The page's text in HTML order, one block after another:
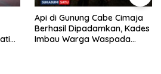
Kades
Tancap Gas Mid-Term,
Asep Japar Segarkan 27
Camat demi Akselerasi